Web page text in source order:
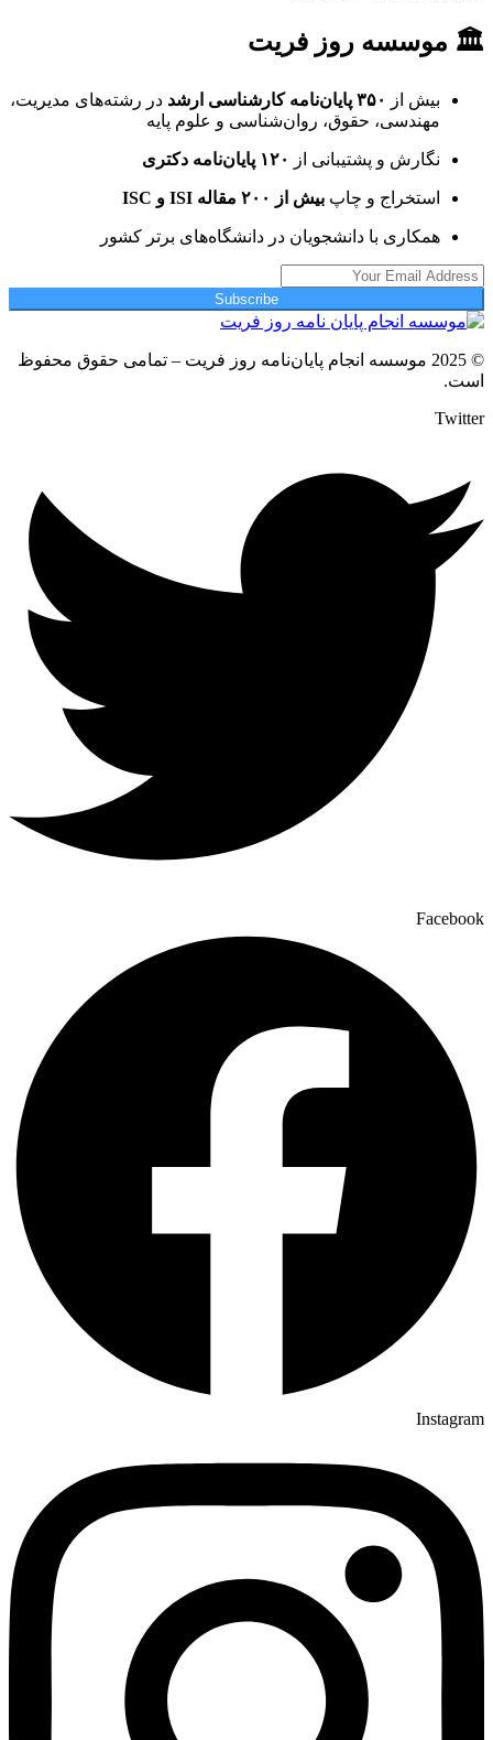
🏛 موسسه روز فریت
بیش از ۳۵۰ پایان‌نامه کارشناسی ارشد
در رشته‌های مدیریت،
مهندسی، حقوق، روان‌شناسی و علوم پایه
نگارش و پشتیبانی از ۱۲۰ پایان‌نامه دکتری
استخراج و چاپ بیش از ۲۰۰ مقاله ISI و ISC
همکاری با دانشجویان در دانشگاه‌های برتر کشور
Subscribe
© 2025 موسسه انجام پایان‌نامه روز فریت – تمامی حقوق محفوظ
است.
Twitter
Facebook
Instagram